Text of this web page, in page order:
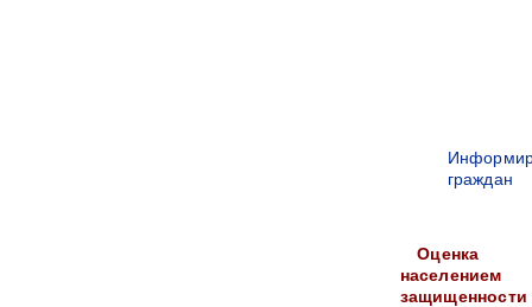
граждан
Оценка
населением
защищенности